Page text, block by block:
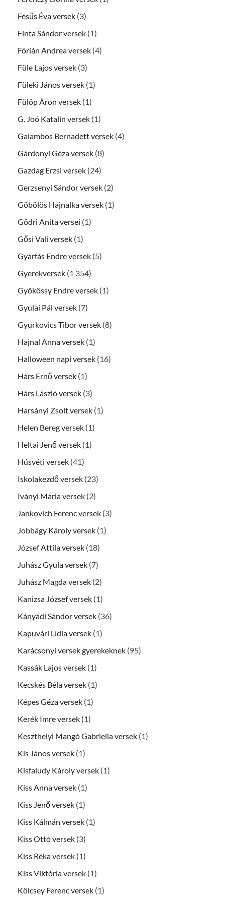
Fésűs Éva versek (3)
Finta Sándor versek (1)
Fórián Andrea versek (4)
Füle Lajos versek (3)
Füleki János versek (1)
Fülöp Áron versek (1)
G. Joó Katalin versek (1)
Galambos Bernadett versek (4)
Gárdonyi Géza versek (8)
Gazdag Erzsi versek (24)
Gerzsenyi Sándor versek (2)
Göbölös Hajnalka versek (1)
Gödri Anita versei (1)
Gősi Vali versek (1)
Gyárfás Endre versek (5)
Gyerekversek (1 354)
Gyökössy Endre versek (1)
Gyulai Pál versek (7)
Gyurkovics Tibor versek (8)
Hajnal Anna versek (1)
Halloween napi versek (16)
Hárs Ernő versek (1)
Hárs László versek (3)
Harsányi Zsolt versek (1)
Helen Bereg versek (1)
Heltai Jenő versek (1)
Húsvéti versek (41)
Iskolakezdő versek (23)
Iványi Mária versek (2)
Jankovich Ferenc versek (3)
Jobbágy Károly versek (1)
József Attila versek (18)
Juhász Gyula versek (7)
Juhász Magda versek (2)
Kanizsa József versek (1)
Kányádi Sándor versek (36)
Kapuvári Lídia versek (1)
Karácsonyi versek gyerekeknek (95)
Kassák Lajos versek (1)
Kecskés Béla versek (1)
Képes Géza versek (1)
Kerék Imre versek (1)
Keszthelyi Mangó Gabriella versek (1)
Kis János versek (1)
Kisfaludy Károly versek (1)
Kiss Anna versek (1)
Kiss Jenő versek (1)
Kiss Kálmán versek (1)
Kiss Ottó versek (3)
Kiss Réka versek (1)
Kiss Viktória versek (1)
Kölcsey Ferenc versek (1)